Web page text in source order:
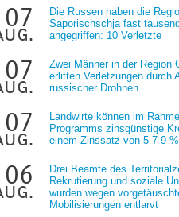
07
Die Russen haben die
Saporischschja fast
angegriffen: 10 Verletzte
07
Zwei Männer in der Region
erlitten Verletzungen durch
russischer Drohnen
07
Landwirte können im
Programms zinsgünstige
einem Zinssatz von 5-7-9
06
Drei Beamte des
Rekrutierung und soziale
wurden wegen
Mobilisierungen entlarvt